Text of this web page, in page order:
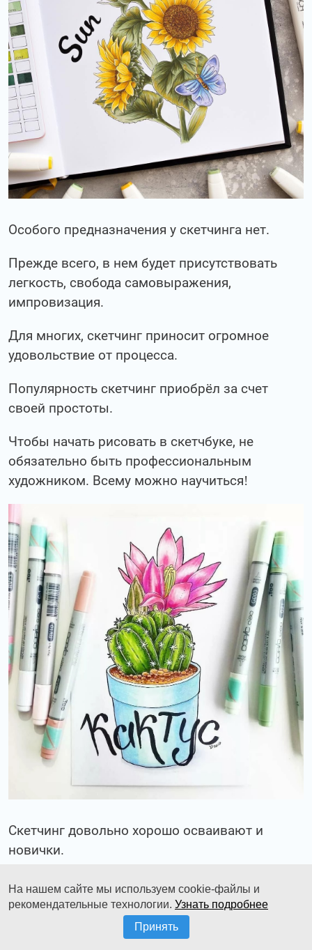
Особого предназначения у скетчинга нет.
Прежде всего, в нем будет присутствовать
легкость, свобода самовыражения,
импровизация.
Для многих, скетчинг приносит огромное
удовольствие от процесса.
Популярность скетчинг приобрёл за счет
своей простоты.
Чтобы начать рисовать в скетчбуке, не
обязательно быть профессиональным
художником. Всему можно научиться!
Скетчинг довольно хорошо осваивают и
новички.
Здесь главное не сдерживать себя в каких-
либо рамках.
Экспериментируйте, пробуйте что-то новое,
На нашем сайте мы используем cookie-файлы и
рекомендательные технологии. Узнать подробнее
Принять